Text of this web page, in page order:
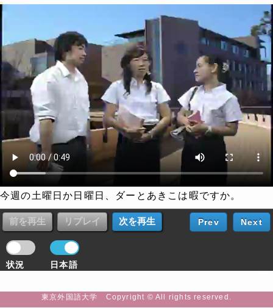
今週の土曜日か日曜日、ダーとあきこは暇ですか。
状況 日本語
Prev Next
東京外国語大学 Copyright © All rights reserved.